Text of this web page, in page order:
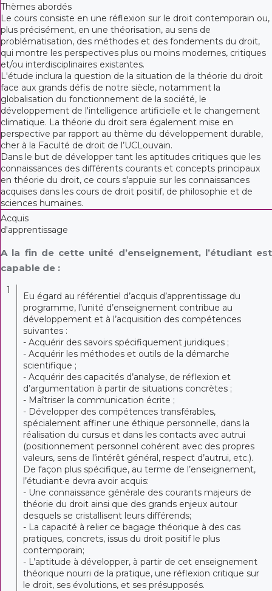
Thèmes abordés
Le cours consiste en une réflexion sur le droit contemporain ou,
plus précisément, en une théorisation, au sens de
problématisation, des méthodes et des fondements du droit,
qui montre les perspectives plus ou moins modernes, critiques
et/ou interdisciplinaires existantes.
L'étude inclura la question de la situation de la théorie du droit
face aux grands défis de notre siècle, notamment la
globalisation du fonctionnement de la société, le
développement de l'intelligence artificielle et le changement
climatique. La théorie du droit sera également mise en
perspective par rapport au thème du développement durable,
cher à la Faculté de droit de l’UCLouvain.
Dans le but de développer tant les aptitudes critiques que les
connaissances des différents courants et concepts principaux
en théorie du droit, ce cours s'appuie sur les connaissances
acquises dans les cours de droit positif, de philosophie et de
sciences humaines.
Acquis
d'apprentissage
A la fin de cette unité d’enseignement, l’étudiant est
capable de :
1
Eu égard au référentiel d’acquis d’apprentissage du
programme, l’unité d’enseignement contribue au
développement et à l’acquisition des compétences
suivantes :
- Acquérir des savoirs spécifiquement juridiques ;
- Acquérir les méthodes et outils de la démarche
scientifique ;
- Acquérir des capacités d’analyse, de réflexion et
d’argumentation à partir de situations concrètes ;
- Maîtriser la communication écrite ;
- Développer des compétences transférables,
spécialement affiner une éthique personnelle, dans la
réalisation du cursus et dans les contacts avec autrui
(positionnement personnel cohérent avec des propres
valeurs, sens de l’intérêt général, respect d’autrui, etc.).
De façon plus spécifique, au terme de l’enseignement,
l’étudiant·e devra avoir acquis:
- Une connaissance générale des courants majeurs de
théorie du droit ainsi que des grands enjeux autour
desquels se cristallisent leurs différends;
- La capacité à relier ce bagage théorique à des cas
pratiques, concrets, issus du droit positif le plus
contemporain;
- L’aptitude à développer, à partir de cet enseignement
théorique nourri de la pratique, une réflexion critique sur
le droit, ses évolutions, et ses présupposés.